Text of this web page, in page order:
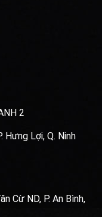
2
Hưng Lợi, Q. Ninh
Cừ ND, P. An Bình,